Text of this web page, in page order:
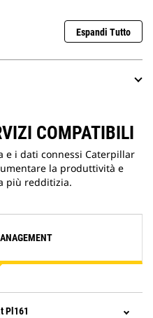
Espandi Tutto
COMPATIBILI
e i dati connessi Caterpillar
la produttività e
più redditizia.
Pl161